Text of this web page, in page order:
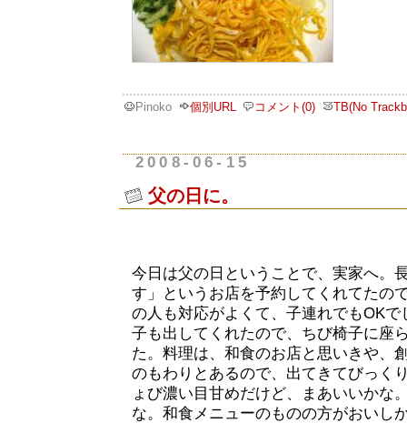
Pinoko 個別URL コメント(0) TB(No
2008-06-15
父の日に。
今日は父の日ということで、実家へ
す」というお店を予約してくれてたの
の人も対応がよくて、子連れでもOK
子も出してくれたので、ちび椅子に座
た。料理は、和食のお店と思いきや、
のもわりとあるので、出てきてびっく
ょび濃い目甘めだけど、まあいいかな
な。和食メニューのものの方がおいし